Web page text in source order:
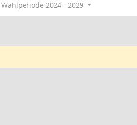
Wahlperiode 2024 - 2029